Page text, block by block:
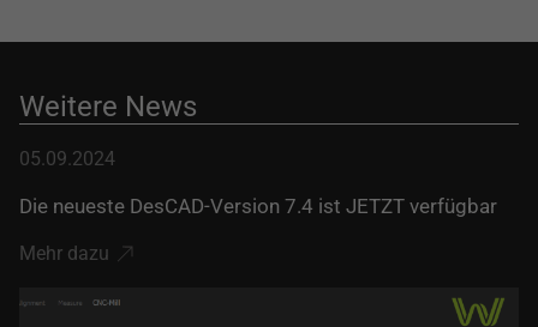
Weitere News
05.09.2024
Die neueste DesCAD-Version 7.4 ist JETZT verfügbar
Mehr dazu